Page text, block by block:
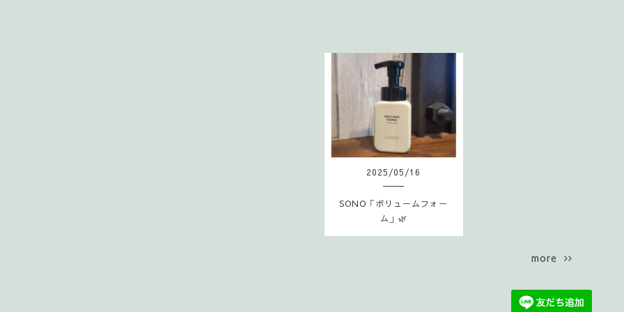
2025/05/16
SONO「ボリュームフォー
ム」🌿
more